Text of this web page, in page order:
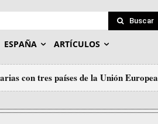
Buscar
ESPAÑA ARTÍCULOS
con tres países de la Unión Europea